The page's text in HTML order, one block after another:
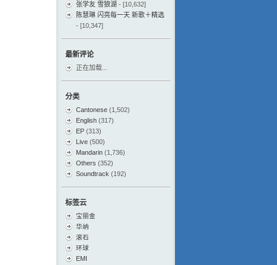
张学友 雪狼湖 - [10,632]
陈慧琳 闪亮每一天 新歌＋精选
- [10,347]
最新评论
正在加载...
分类
Cantonese (1,502)
English (317)
EP (313)
Live (500)
Mandarin (1,736)
Others (352)
Soundtrack (192)
标签云
宝丽金
华纳
滚石
环球
EMI